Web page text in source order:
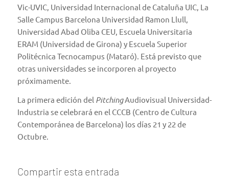
Vic-UVIC, Universidad Internacional de Cataluña UIC, La
Salle Campus Barcelona Universidad Ramon Llull,
Universidad Abad Oliba CEU, Escuela Universitaria
ERAM (Universidad de Girona) y Escuela Superior
Politécnica Tecnocampus (Mataró). Está previsto que
otras universidades se incorporen al proyecto
próximamente.
La primera edición del PitchingAudiovisual Universidad-
Industria se celebrará en el CCCB (Centro de Cultura
Contemporánea de Barcelona) los días 21 y 22 de
Octubre.
Compartir esta entrada